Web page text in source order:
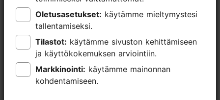
+372 5145118
Oletusasetukset:
tallentamiseksi.
Tilastot:
ja käyttökokemuksen arviointiin.
Markkinointi:
kohdentamiseen.
Oletusasetukset:
tallentamiseksi.
Tilastot:
ja käyttökokemuksen arviointiin.
Markkinointi:
kohdentamiseen.